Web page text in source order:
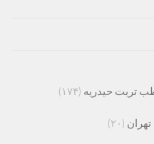
تربت حیدریه (۱۷۴)
(۲۰)